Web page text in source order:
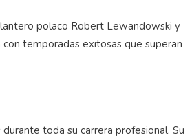
polaco Robert Lewandowski y
temporadas exitosas que superan
toda su carrera profesional. Su